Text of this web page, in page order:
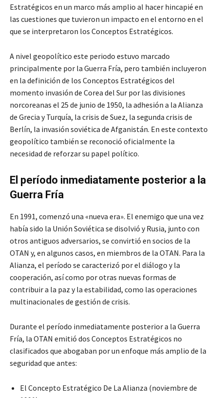
Estratégicos en un marco más amplio al hacer hincapié en
las cuestiones que tuvieron un impacto en el entorno en el
que se interpretaron los Conceptos Estratégicos.
A nivel geopolítico este periodo estuvo marcado
principalmente por la Guerra Fría, pero también incluyeron
en la definición de los Conceptos Estratégicos del
momento invasión de Corea del Sur por las divisiones
norcoreanas el 25 de junio de 1950, la adhesión a la Alianza
de Grecia y Turquía, la crisis de Suez, la segunda crisis de
Berlín, la invasión soviética de Afganistán. En este contexto
geopolítico también se reconoció oficialmente la
necesidad de reforzar su papel político.
El período inmediatamente posterior a la
Guerra Fría
En 1991, comenzó una «nueva era». El enemigo que una vez
había sido la Unión Soviética se disolvió y Rusia, junto con
otros antiguos adversarios, se convirtió en socios de la
OTAN y, en algunos casos, en miembros de la OTAN. Para la
Alianza, el período se caracterizó por el diálogo y la
cooperación, así como por otras nuevas formas de
contribuir a la paz y la estabilidad, como las operaciones
multinacionales de gestión de crisis.
Durante el período inmediatamente posterior a la Guerra
Fría, la OTAN emitió dos Conceptos Estratégicos no
clasificados que abogaban por un enfoque más amplio de la
seguridad que antes:
El Concepto Estratégico De La Alianza (noviembre de